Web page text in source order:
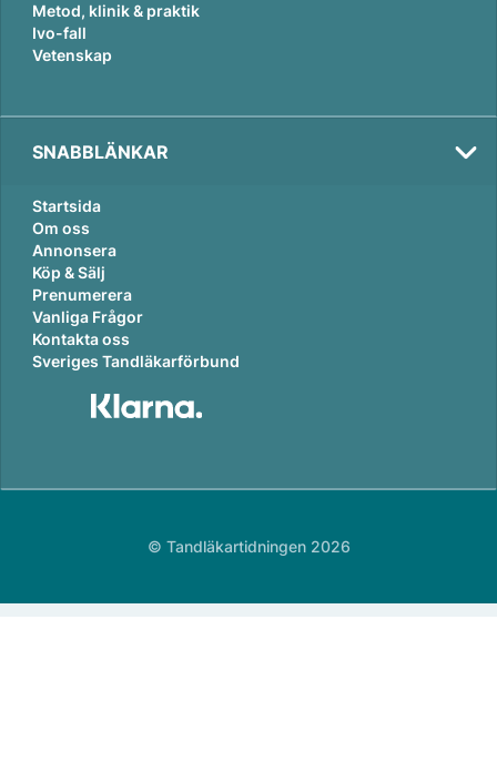
Metod, klinik & praktik
Ivo-fall
Vetenskap
SNABBLÄNKAR
Startsida
Om oss
Annonsera
Köp & Sälj
Prenumerera
Vanliga Frågor
Kontakta oss
Sveriges Tandläkarförbund
© Tandläkartidningen 2026